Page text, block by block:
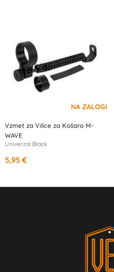
Vzmet za Vilice za Košaro M-
WAVE
Univerzal Black
5,95 €